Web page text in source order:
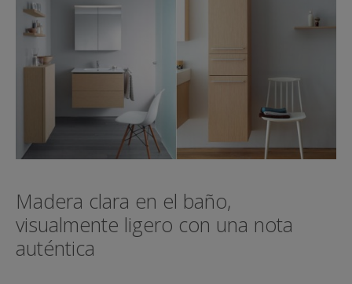
Madera clara en el baño,
visualmente ligero con una nota
auténtica